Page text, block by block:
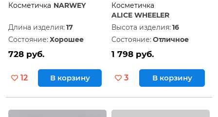
Косметичка NARWEY
Длина изделия: 17
Состояние: Хорошее
728 руб.
12 В корзину
Косметичка
ALICE WHEELER
Высота изделия: 16
Состояние: Отличное
1 798 руб.
3 В корзину